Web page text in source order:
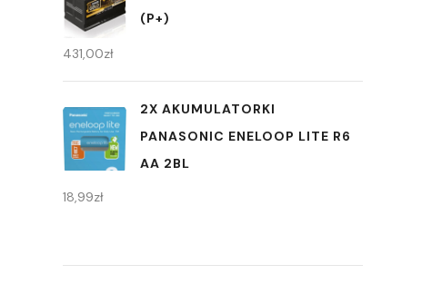
(P+)
431,00zł
2X AKUMULATORKI
PANASONIC ENELOOP LITE R6
AA 2BL
18,99zł